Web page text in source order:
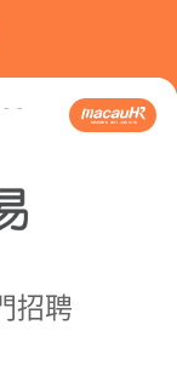
- -
招聘